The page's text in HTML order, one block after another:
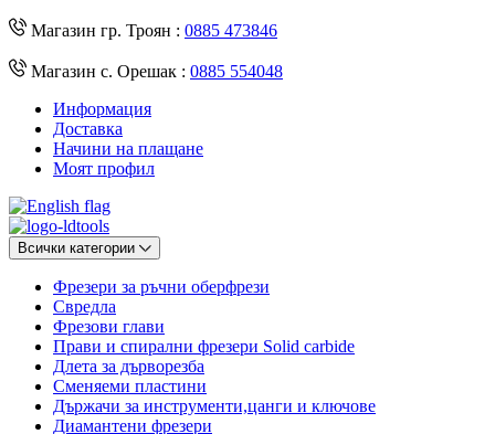
Магазин гр. Троян : 0885 473846
Магазин с. Орешак : 0885 554048
Информация
Доставка
Начини на плащане
Моят профил
Всички категории
Фрезери за ръчни оберфрези
Свредла
Фрезови глави
Прави и спирални фрезери Solid carbide
Длета за дърворезба
Сменяеми пластини
Държачи за инструменти,цанги и ключове
Диамантени фрезери